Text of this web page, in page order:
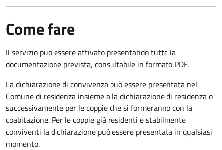
Come fare
Il servizio può essere attivato presentando tutta la
documentazione prevista, consultabile in formato PDF.
La dichiarazione di convivenza può essere presentata nel
Comune di residenza insieme alla dichiarazione di residenza o
successivamente per le coppie che si formeranno con la
coabitazione. Per le coppie già residenti e stabilmente
conviventi la dichiarazione può essere presentata in qualsiasi
momento.